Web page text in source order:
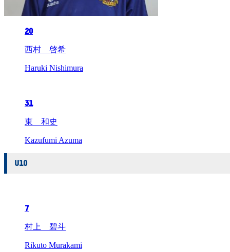
20
西村 啓希
Haruki Nishimura
31
東 和史
Kazufumi Azuma
U10
7
村上 碧斗
Rikuto Murakami